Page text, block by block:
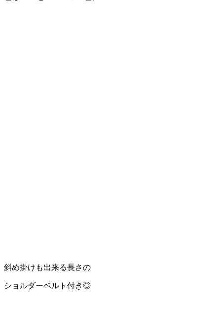
斜め掛けも出来る長さの
ショルダーベルト付き◎